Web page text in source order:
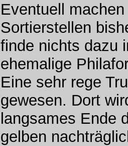
Eventuell
Sortierstellen
finde nichts dazu
ehemalige
Eine sehr rege
gewesen. Dort
langsames Ende
gelben